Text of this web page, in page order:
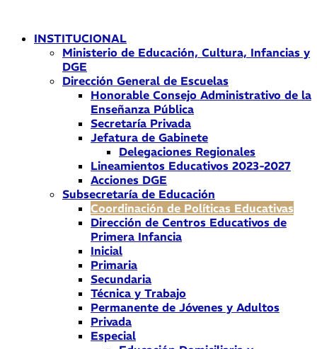
contenidoINSTITUCIONAL
Ministerio de Educación, Cultura, Infancias y
DGE
Dirección General de Escuelas
Honorable Consejo Administrativo de la
Enseñanza Pública
Secretaría Privada
Jefatura de Gabinete
Delegaciones Regionales
Lineamientos Educativos 2023-2027
Acciones DGE
Subsecretaría de Educación
Coordinación de Políticas Educativas
Dirección de Centros Educativos de
Primera Infancia
Inicial
Primaria
Secundaria
Técnica y Trabajo
Permanente de Jóvenes y Adultos
Privada
Especial